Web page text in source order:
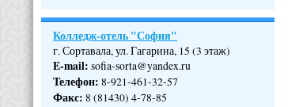
Колледж-отель "София"
г. Сортавала, ул. Гагарина, 15 (3 этаж)
E-mail: sofia-sorta@yandex.ru
Телефон: 8-921-461-32-57
Факс: 8 (81430) 4-78-85